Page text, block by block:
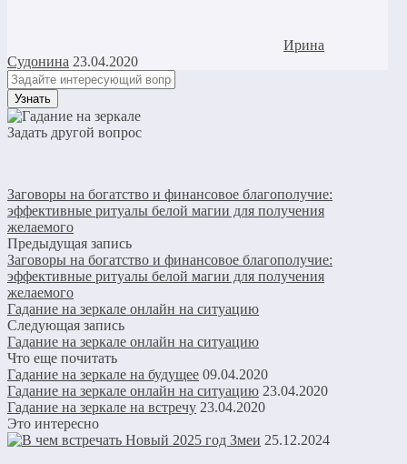
Ирина
Судонина 23.04.2020
Задать другой вопрос
Заговоры на богатство и финансовое благополучие:
эффективные ритуалы белой магии для получения
желаемого
Предыдущая запись
Заговоры на богатство и финансовое благополучие:
эффективные ритуалы белой магии для получения
желаемого
Гадание на зеркале онлайн на ситуацию
Следующая запись
Гадание на зеркале онлайн на ситуацию
Что еще почитать
Гадание на зеркале на будущее 09.04.2020
Гадание на зеркале онлайн на ситуацию 23.04.2020
Гадание на зеркале на встречу 23.04.2020
Это интересно
25.12.2024